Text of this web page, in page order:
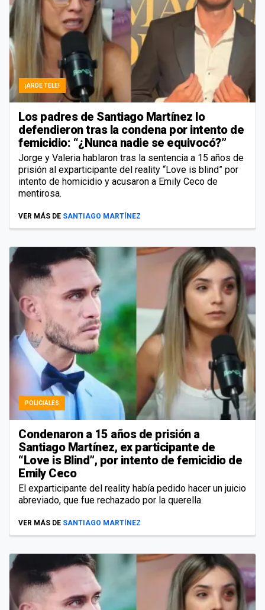
¡ARDE TELE!
Los padres de Santiago Martínez lo
defendieron tras la condena por intento de
femicidio: “¿Nunca nadie se equivocó?”
Jorge y Valeria hablaron tras la sentencia a 15 años de
prisión al exparticipante del reality “Love is blind” por
intento de homicidio y acusaron a Emily Ceco de
mentirosa.
VER MÁS DE SANTIAGO MARTÍNEZ
POLICIALES
Condenaron a 15 años de prisión a
Santiago Martínez, ex participante de
“Love is Blind”, por intento de femicidio de
Emily Ceco
El exparticipante del reality había pedido hacer un juicio
abreviado, que fue rechazado por la querella.
VER MÁS DE SANTIAGO MARTÍNEZ